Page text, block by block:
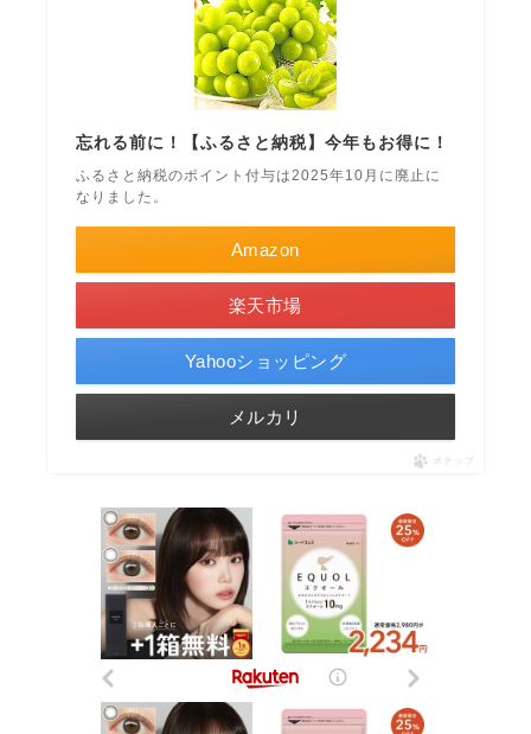
忘れる前に！【ふるさと納税】今年もお得に！
ふるさと納税のポイント付与は2025年10月に廃止に
なりました。
Amazon
楽天市場
Yahooショッピング
メルカリ
ポチップ